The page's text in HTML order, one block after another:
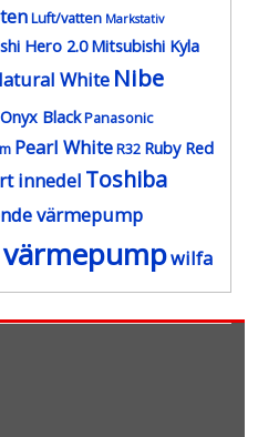
Luft/vatten Markstativ
Hero 2.0 Mitsubishi Kyla
White Nibe
Onyx BlackPanasonic
Pearl WhiteR32 Ruby Red
innedel Toshiba
värmepump
värmepumpwilfa